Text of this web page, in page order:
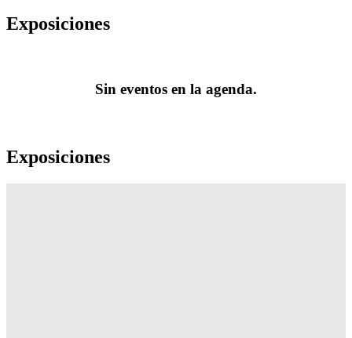
Exposiciones
Sin eventos en la agenda.
Exposiciones